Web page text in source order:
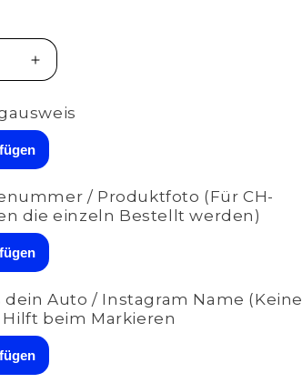
Erhöhe
die
Menge
Maxton
Design
Erweiterungen
für
Alfa
Romeo
GT
schwarz
strukturiert
/ Produktfoto (Für CH-
die einzeln Bestellt werden)
dein Auto / Instagram Name (Keine
beim Markieren